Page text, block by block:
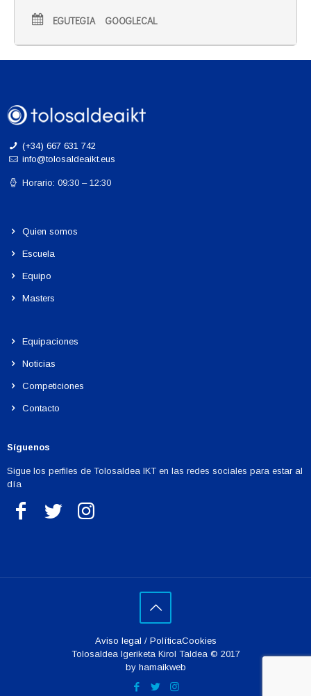
EGUTEGIA GOOGLECAL
(+34) 667 631 742
info@tolosaldeaikt.eus
Horario: 09:30 – 12:30
Quien somos
Escuela
Equipo
Masters
Equipaciones
Noticias
Competiciones
Contacto
Síguenos
Sigue los perfiles de Tolosaldea IKT en las redes sociales para estar al
día
Aviso legal / PolíticaCookies
Tolosaldea Igeriketa Kirol Taldea © 2017
by hamaikweb